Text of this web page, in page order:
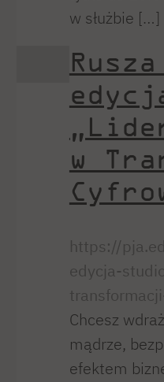
w służbie […]
w
https://
edycja-
Chcesz
mądrze,
efektem